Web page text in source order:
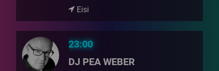
Eisi
23:00
DJ PEA WEBER